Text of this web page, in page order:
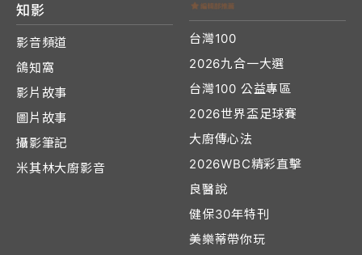
知影
影音頻道
鴿知窩
影片故事
圖片故事
攝影筆記
米其林大廚影音
台灣100
2026九合一大選
台灣100 公益專區
2026世界盃足球賽
大廚傳心法
2026WBC精彩直擊
良醫說
健保30年特刊
美樂蒂帶你玩